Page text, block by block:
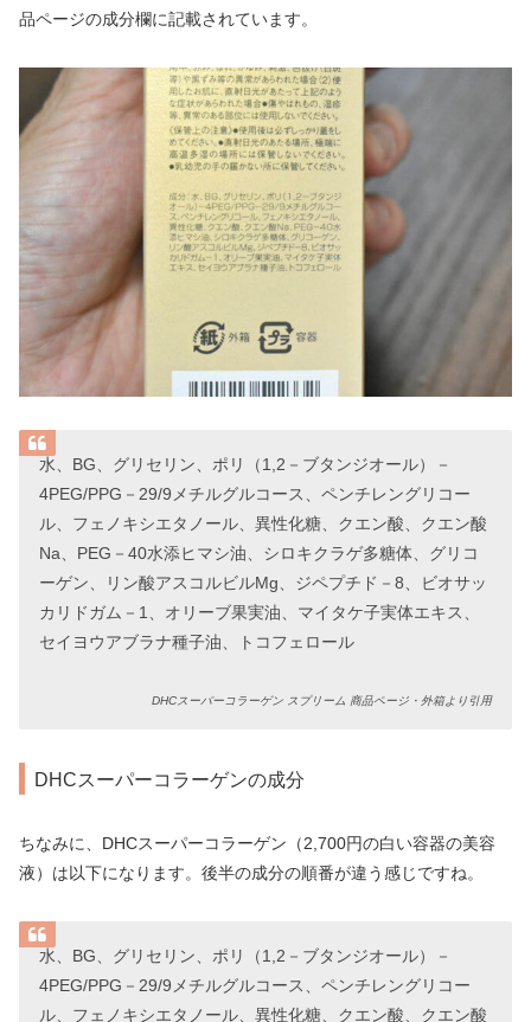
品ページの成分欄に記載されています。
水、BG、グリセリン、ポリ（1,2－ブタンジオール）－
4PEG/PPG－29/9メチルグルコース、ペンチレングリコー
ル、フェノキシエタノール、異性化糖、クエン酸、クエン酸
Na、PEG－40水添ヒマシ油、シロキクラゲ多糖体、グリコ
ーゲン、リン酸アスコルビルMg、ジペプチド－8、ビオサッ
カリドガム－1、オリーブ果実油、マイタケ子実体エキス、
セイヨウアブラナ種子油、トコフェロール
DHCスーパーコラーゲン スプリーム 商品ページ・外箱より引用
DHCスーパーコラーゲンの成分
ちなみに、DHCスーパーコラーゲン（2,700円の白い容器の美容
液）は以下になります。後半の成分の順番が違う感じですね。
水、BG、グリセリン、ポリ（1,2－ブタンジオール）－
4PEG/PPG－29/9メチルグルコース、ペンチレングリコー
ル、フェノキシエタノール、異性化糖、クエン酸、クエン酸